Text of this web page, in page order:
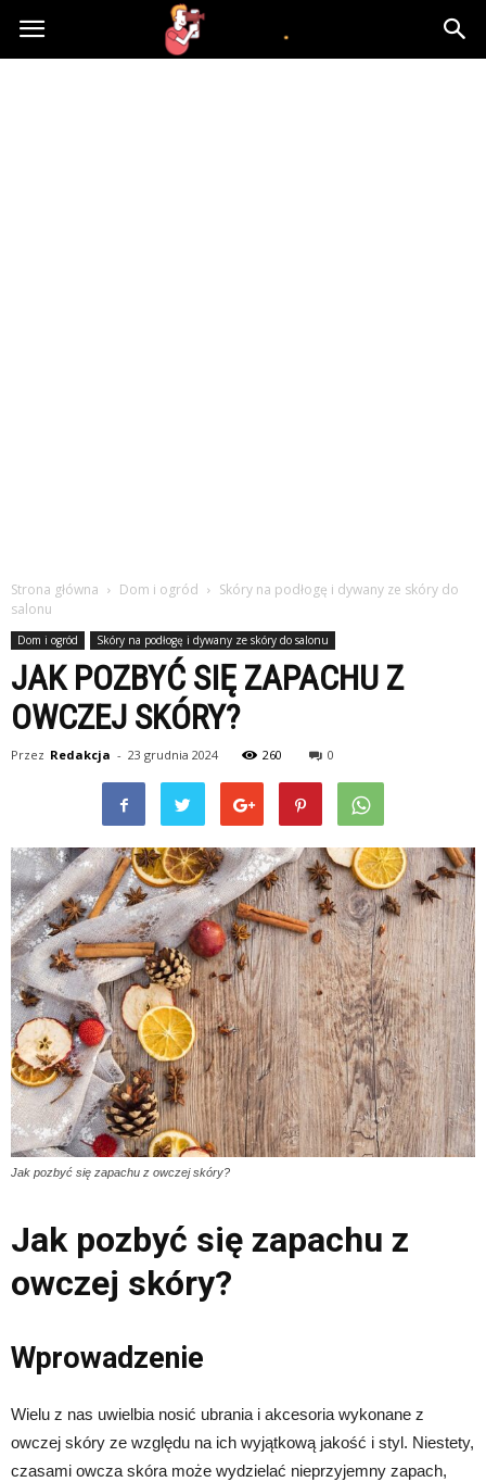
atvn.pl
Strona główna Dom i ogród
Skóry na podłogę i dywany ze skóry do
salonu
Dom i ogród Skóry na podłogę i dywany ze skóry do salonu
JAK POZBYĆ SIĘ ZAPACHU Z
OWCZEJ SKÓRY?
Przez Redakcja - 23 grudnia 2024 260 0
Jak pozbyć się zapachu z owczej skóry?
Jak pozbyć się zapachu z
owczej skóry?
Wprowadzenie
Wielu z nas uwielbia nosić ubrania i akcesoria wykonane z
owczej skóry ze względu na ich wyjątkową jakość i styl. Niestety,
czasami owcza skóra może wydzielać nieprzyjemny zapach,